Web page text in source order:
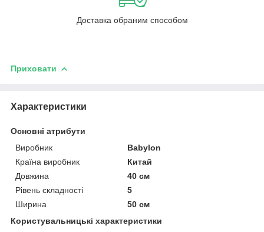
Доставка обраним способом
Приховати
Характеристики
Основні атрибути
Виробник
Babylon
Країна виробник
Китай
Довжина
40 см
Рівень складності
5
Ширина
50 см
Користувальницькі характеристики